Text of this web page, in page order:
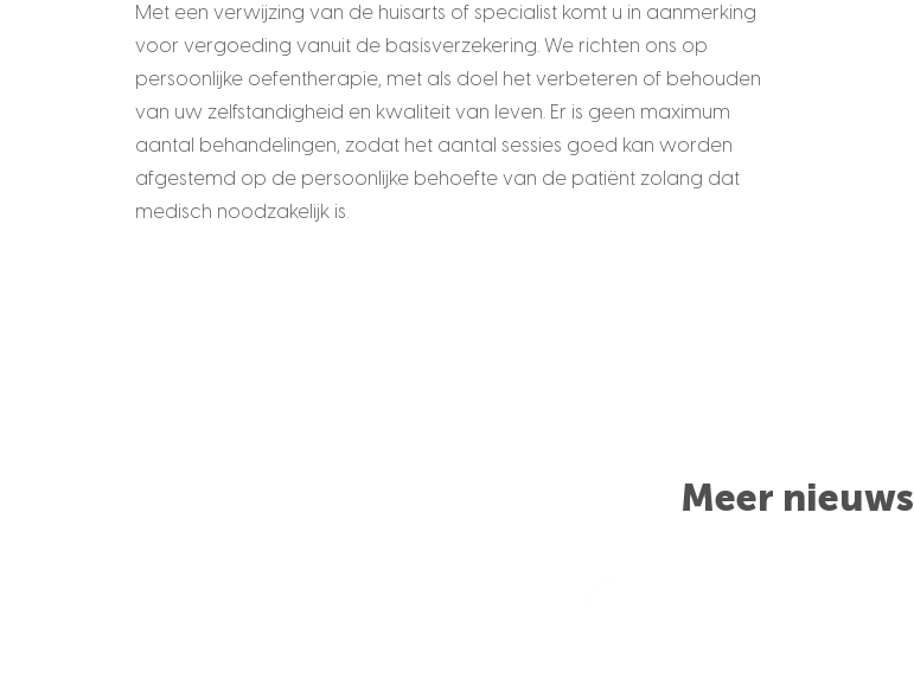
Met een verwijzing van de huisarts of specialist komt u in aanmerking
voor vergoeding vanuit de basisverzekering. We richten ons op
persoonlijke oefentherapie, met als doel het verbeteren of behouden
van uw zelfstandigheid en kwaliteit van leven. Er is geen maximum
aantal behandelingen, zodat het aantal sessies goed kan worden
afgestemd op de persoonlijke behoefte van de patiënt zolang dat
medisch noodzakelijk is.
Meer nieuws